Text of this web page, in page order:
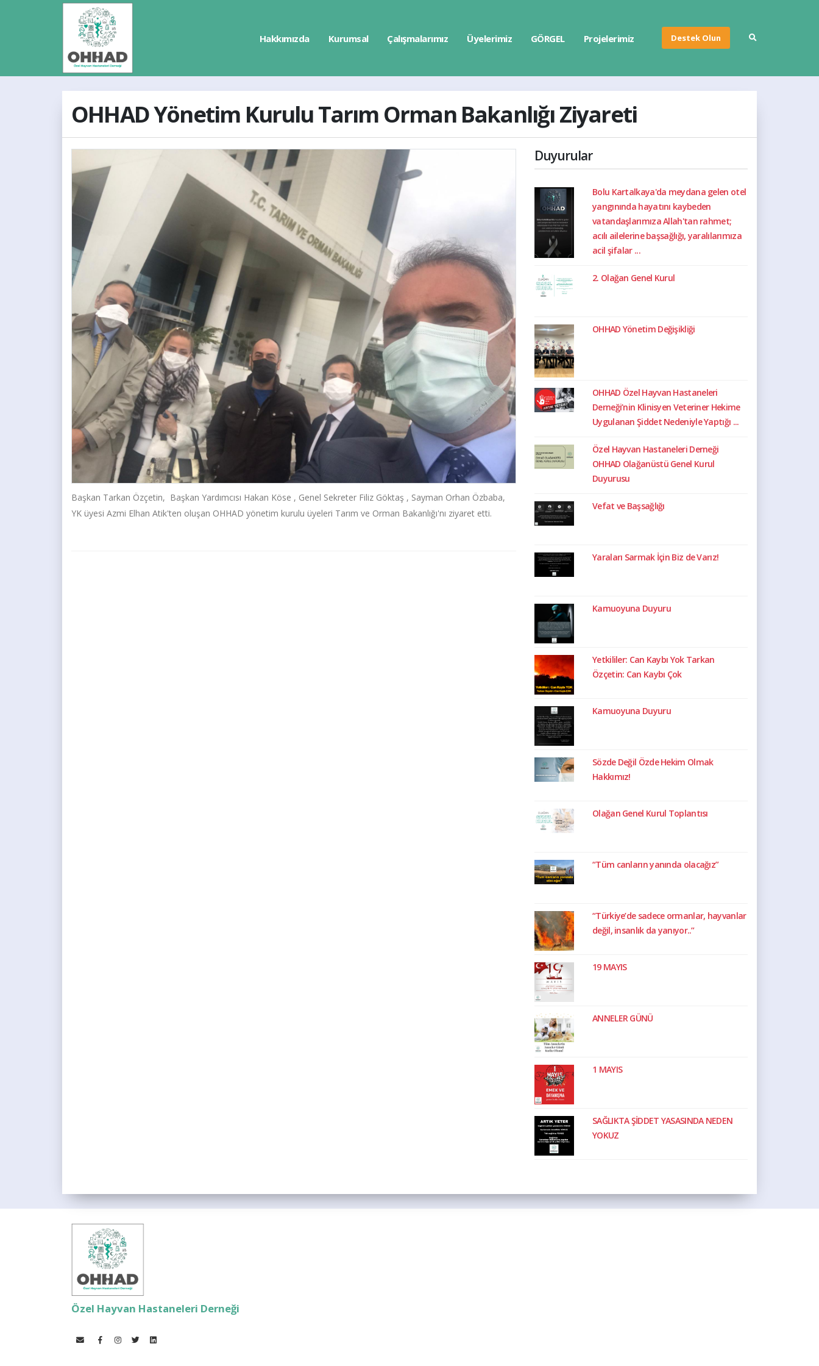
Hakkımızda Kurumsal Çalışmalarımız Üyelerimiz GÖRGEL Projelerimiz Destek Olun
OHHAD Yönetim Kurulu Tarım Orman Bakanlığı Ziyareti
Başkan Tarkan Özçetin, Başkan Yardımcısı Hakan Köse , Genel Sekreter Filiz Göktaş , Sayman Orhan Özbaba,
YK üyesi Azmi Elhan Atik'ten oluşan OHHAD yönetim kurulu üyeleri Tarım ve Orman Bakanlığı'nı ziyaret etti.
Duyurular
Bolu Kartalkaya'da meydana gelen otel
yangınında hayatını kaybeden
vatandaşlarımıza Allah'tan rahmet;
acılı ailelerine başsağlığı, yaralılarımıza
acil şifalar ...
2. Olağan Genel Kurul
OHHAD Yönetim Değişikliği
OHHAD Özel Hayvan Hastaneleri
Derneği’nin Klinisyen Veteriner Hekime
Uygulanan Şiddet Nedeniyle Yaptığı ...
Özel Hayvan Hastaneleri Derneği
OHHAD Olağanüstü Genel Kurul
Duyurusu
Vefat ve Başsağlığı
Yaraları Sarmak İçin Biz de Varız!
Kamuoyuna Duyuru
Yetkililer: Can Kaybı Yok Tarkan
Özçetin: Can Kaybı Çok
Kamuoyuna Duyuru
Sözde Değil Özde Hekim Olmak
Hakkımız!
Olağan Genel Kurul Toplantısı
“Tüm canların yanında olacağız”
“Türkiye’de sadece ormanlar, hayvanlar
değil, insanlık da yanıyor..”
19 MAYIS
ANNELER GÜNÜ
1 MAYIS
SAĞLIKTA ŞİDDET YASASINDA NEDEN
YOKUZ
Özel Hayvan Hastaneleri Derneği